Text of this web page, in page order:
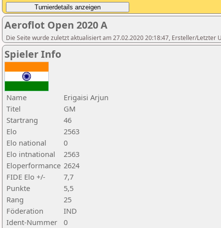
Aeroflot Open 2020 A
Die Seite wurde zuletzt aktualisiert am 27.02.2020 20:18:47, Ersteller/Letzter
Spieler Info
Name
Erigaisi Arjun
Titel
GM
Startrang
46
Elo
2563
Elo national
0
Elo intnational
2563
Eloperformance 2624
FIDE Elo +/-
7,7
Punkte
5,5
Rang
25
Föderation
IND
Ident-Nummer
0